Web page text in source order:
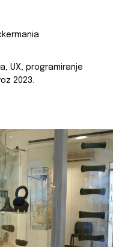
UX, programiranje
2023.